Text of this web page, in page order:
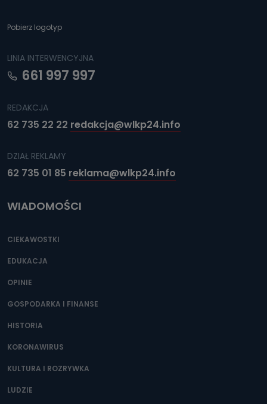
Pobierz logotyp
LINIA INTERWENCYJNA
661 997 997
REDAKCJA
62 735 22 22 redakcja@wlkp24.info
DZIAŁ REKLAMY
62 735 01 85 reklama@wlkp24.info
WIADOMOŚCI
CIEKAWOSTKI
EDUKACJA
OPINIE
GOSPODARKA I FINANSE
HISTORIA
KORONAWIRUS
KULTURA I ROZRYWKA
LUDZIE